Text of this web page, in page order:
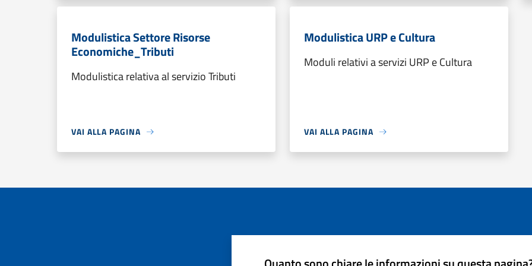
Modulistica Settore Risorse
Economiche_Tributi
Modulistica relativa al servizio Tributi
VAI ALLA PAGINA
Modulistica URP e Cultura
Moduli relativi a servizi URP e Cultura
VAI ALLA PAGINA